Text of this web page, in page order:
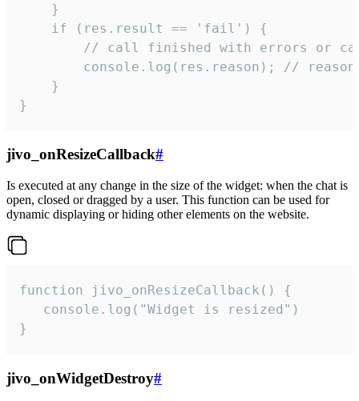
    }
    if (res.result == 'fail') {
// call finished with errors or
console.log(res.reason); //
    }
}
jivo_onResizeCallback#
Is executed at any change in the size of the widget: when the chat is
open, closed or dragged by a user. This function can be used for
dynamic displaying or hiding other elements on the website.
function jivo_onResizeCallback() {
   console.log("Widget is resized")
}
jivo_onWidgetDestroy#